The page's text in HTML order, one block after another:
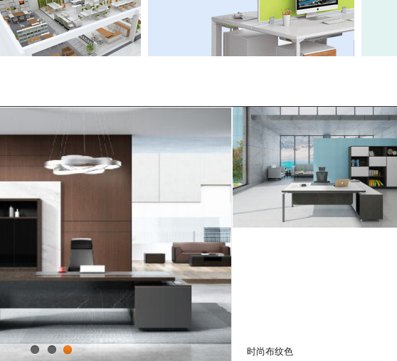
时尚布纹色